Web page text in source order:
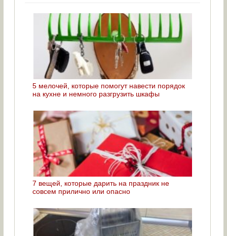
5 мелочей, которые помогут навести порядок
на кухне и немного разгрузить шкафы
7 вещей, которые дарить на праздник не
совсем прилично или опасно